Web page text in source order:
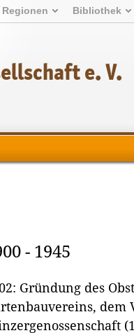
Regionen Bibliothek
e. V.
- 1945
Gründung des
dem